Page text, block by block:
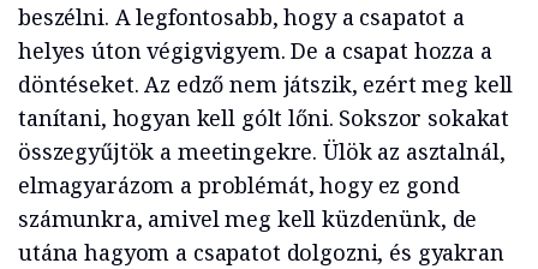
beszélni. A legfontosabb, hogy a csapatot a
helyes úton végigvigyem. De a csapat hozza a
döntéseket. Az edző nem játszik, ezért meg kell
tanítani, hogyan kell gólt lőni. Sokszor sokakat
összegyűjtök a meetingekre. Ülök az asztalnál,
elmagyarázom a problémát, hogy ez gond
számunkra, amivel meg kell küzdenünk, de
utána hagyom a csapatot dolgozni, és gyakran